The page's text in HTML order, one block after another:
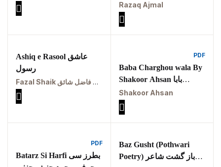
Razaq Ajmal
Ashiq e Rasool عاشق
رسول
Fazal Shaik ملک الشعراء جناب فاضل شائق
PDF
Baba Charghou wala By
Shakoor Ahsan بابا
چراغوں والا
Shakoor Ahsan
PDF
Batarz Si Harfi بطرز سی
Baz Gusht (Pothwari
Poetry) باز گشت شاعر
Pothohar: Khitta-e-
dil-rubaa
Pothohar Media
Pothohar Plateau
Pothohar region as
province